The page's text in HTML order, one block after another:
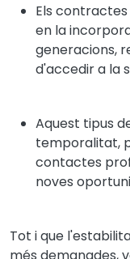
Els
en la
generacions,
d'accedir a la
Aquest tipus
temporalitat,
contactes
noves
Tot i que
més demanades,